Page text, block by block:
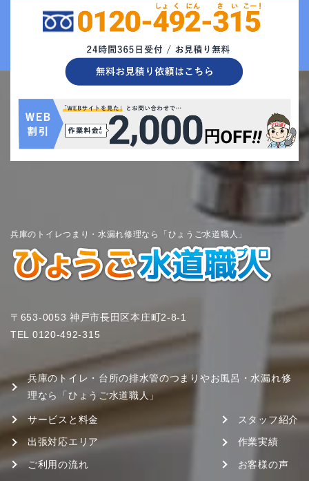
兵庫のトイレつまり・水漏れ修理なら「ひょうご水道職人」
〒653-0053 神戸市長田区本庄町2-8-1
TEL 0120-492-315
兵庫のトイレ・台所の排水管のつまりやお風呂・水漏れ修
理なら「ひょうご水道職人」
サービスと料金
出張対応エリア
ご利用の流れ
スタッフ紹介
作業実績
お客様の声